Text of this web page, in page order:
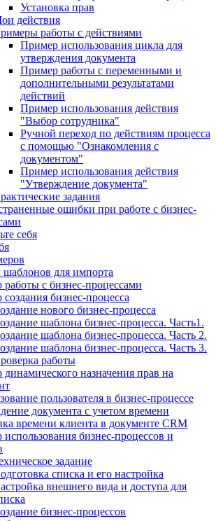
Установка прав
действия
работы с действиями
Пример использования цикла для
утверждения документа
Пример работы с переменными и
дополнительными результатами
действий
Пример использования действия
"Выбор сотрудника"
Ручной переход по действиям процесса
с помощью "Ознакомления с
документом"
Пример использования действия
"Утверждение документа"
задания
ошибки при работе с бизнес-
себя
для импорта
с бизнес-процессами
бизнес-процесса
нового бизнес-процесса
шаблона бизнес-процесса. Часть1.
шаблона бизнес-процесса. Часть 2.
шаблона бизнес-процесса. Часть 3.
работы
назначения прав на
пользователя в бизнес-процессе
документа с учетом времени
времени клиента в документе CRM
бизнес-процессов и
задание
списка и его настройка
внешнего вида и доступа для
бизнес-процессов